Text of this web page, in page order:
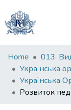
Communities
&
Collections
Home
013.
Українська